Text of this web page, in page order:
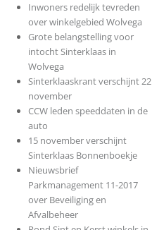
Inwoners redelijk tevreden
over winkelgebied Wolvega
Grote belangstelling voor
intocht Sinterklaas in
Wolvega
Sinterklaaskrant verschijnt 22
november
CCW leden speeddaten in de
auto
15 november verschijnt
Sinterklaas Bonnenboekje
Nieuwsbrief
Parkmanagement 11-2017
over Beveiliging en
Afvalbeheer